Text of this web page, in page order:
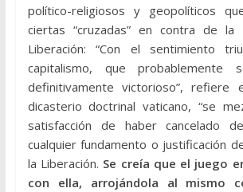
político-religiosos y geopolíticos
ciertas “cruzadas” en contra de la
Liberación: “Con el sentimiento
capitalismo, que probablemente
definitivamente victorioso”, refiere
dicasterio doctrinal vaticano, “se
satisfacción de haber cancelado
cualquier fundamento o justificación
la Liberación. Se creía que el juego
con ella, arrojándola al mismo